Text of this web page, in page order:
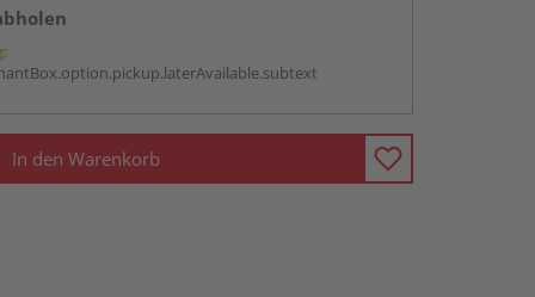
In den Warenkorb